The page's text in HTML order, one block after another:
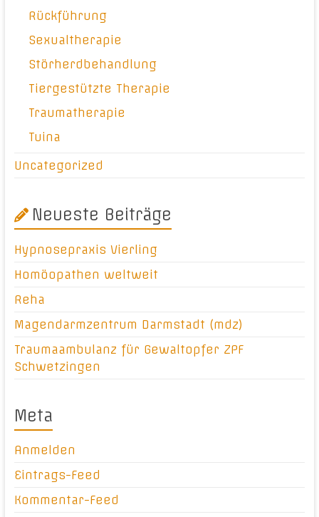
Rückführung
Sexualtherapie
Störherdbehandlung
Tiergestützte Therapie
Traumatherapie
Tuina
Uncategorized
Neueste Beiträge
Hypnosepraxis Vierling
Homöopathen weltweit
Reha
Magendarmzentrum Darmstadt (mdz)
Traumaambulanz für Gewaltopfer ZPF
Schwetzingen
Meta
Anmelden
Eintrags-Feed
Kommentar-Feed